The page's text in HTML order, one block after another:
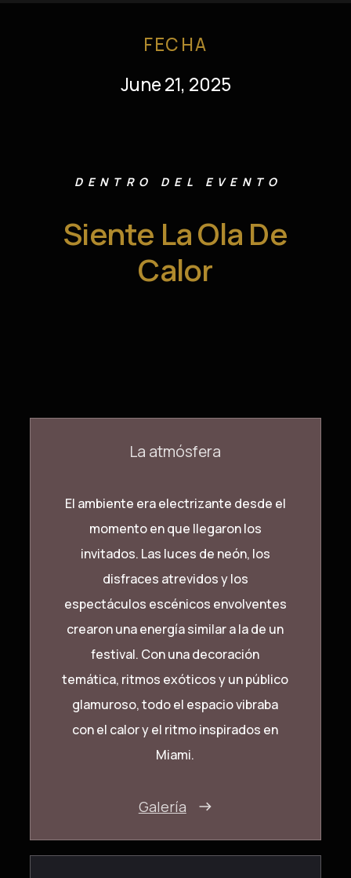
FECHA
June 21, 2025
DENTRO DEL EVENTO
Siente La Ola De
Calor
La atmósfera
El ambiente era electrizante desde el
momento en que llegaron los
invitados. Las luces de neón, los
disfraces atrevidos y los
espectáculos escénicos envolventes
crearon una energía similar a la de un
festival. Con una decoración
temática, ritmos exóticos y un público
glamuroso, todo el espacio vibraba
con el calor y el ritmo inspirados en
Miami.
Galería